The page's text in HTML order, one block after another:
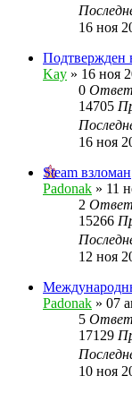
16 ноя
Подтвержден
Kay » 16 ноя
0
14705
16 ноя
Steam взломан
Padonak » 11
2
15266
12 ноя
Padonak » 07
5
17129
10 ноя